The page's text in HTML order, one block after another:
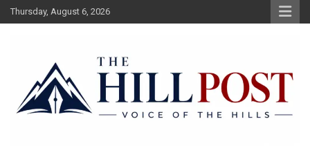
Skip
to
Thursday, August 6, 2026